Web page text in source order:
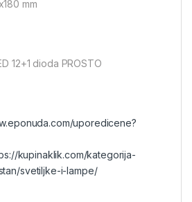
mm
12+1 dioda PROSTO
uporedicene?
kupinaklik.com/kategorija-
svetiljke-i-lampe/